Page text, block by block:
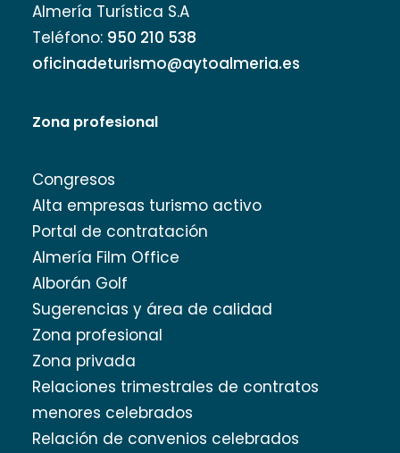
Almería Turística S.A
Teléfono: 950 210 538
oficinadeturismo@aytoalmeria.es
Zona profesional
Congresos
Alta empresas turismo activo
Portal de contratación
Almería Film Office
Alborán Golf
Sugerencias y área de calidad
Zona profesional
Zona privada
Relaciones trimestrales de contratos
menores celebrados
Relación de convenios celebrados